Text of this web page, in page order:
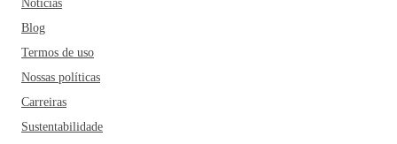
Notícias
Blog
Termos de uso
Nossas políticas
Carreiras
Sustentabilidade